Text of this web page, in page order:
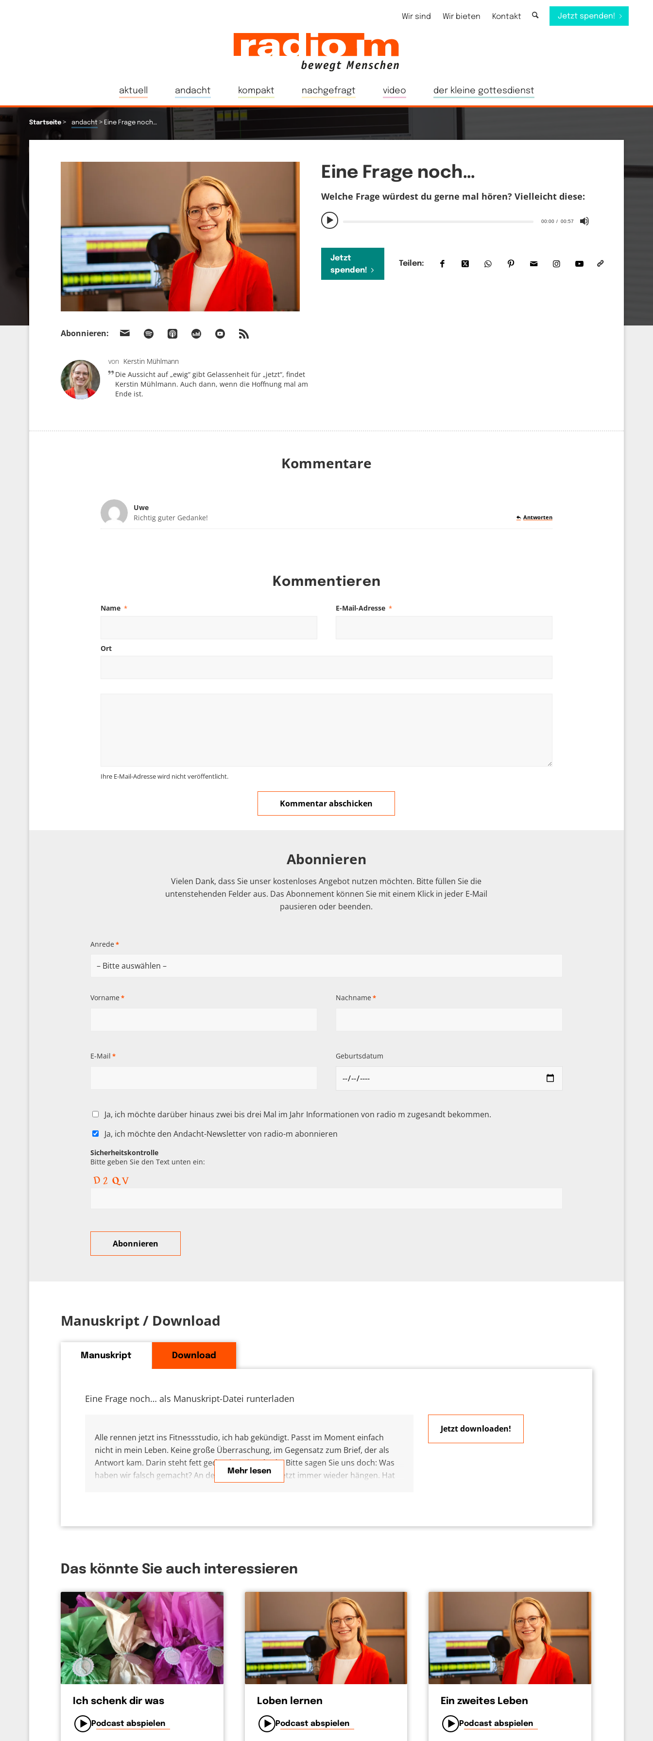
Wir sind Wir bieten Kontakt Jetzt spenden!
aktuell andacht kompakt nachgefragt video der kleine gottesdienst
Startseite > andacht > Eine Frage noch…
Abonnieren:
Eine Frage noch…
00:00 00:57
Welche Frage würdest du gerne mal hören? Vielleicht diese:
Jetzt
spenden!
Teilen:
von Kerstin Mühlmann
Die Aussicht auf „ewig“ gibt Gelassenheit für „jetzt“, findet
Kerstin Mühlmann. Auch dann, wenn die Hoffnung mal am
Ende ist.
Kommentare
Uwe
sagte:
Richtig guter Gedanke! Antworten
Kommentieren
Name * E-Mail-Adresse *
Ort
Ihre E-Mail-Adresse wird nicht veröffentlicht.
Abonnieren
Vielen Dank, dass Sie unser kostenloses Angebot nutzen möchten. Bitte füllen Sie die
untenstehenden Felder aus. Das Abonnement können Sie mit einem Klick in jeder E-Mail
pausieren oder beenden.
Anrede *
Vorname * Nachname *
E-Mail * Geburtsdatum
Ja, ich möchte darüber hinaus zwei bis drei Mal im Jahr Informationen von radio m zugesandt bekommen.
Ja, ich möchte den Andacht-Newsletter von radio-m abonnieren
Sicherheitskontrolle
Bitte geben Sie den Text unten ein:
Manuskript / Download
Manuskript Download
Eine Frage noch… als Manuskript-Datei runterladen
Alle rennen jetzt ins Fitnessstudio, ich hab gekündigt. Passt im Moment einfach
nicht in mein Leben. Keine große Überraschung, im Gegensatz zum Brief, der als
Antwort kam. Darin steht fett gedruckt: Wie schade! Bitte sagen Sie uns doch: Was
haben wir falsch gemacht? An der Frage bleibe ich jetzt immer wieder hängen. Hat
drüber gefreut, dass jemand nachfragt. Nicht einfach nur abhakt. Weil es zeigt, du
bekanntesten Gebet der Christen kommt das vor. Es erinnert mich jedes Mal daran,
dass alles, was zwischen uns steht, aus der Welt geschafft werden kann. Gott will
uns Mut machen, die Frage zu stellen: Was hab ich falsch gemacht?
Mehr lesen
Jetzt downloaden!
Das könnte Sie auch interessieren
Ich schenk dir was
Podcast abspielen
Loben lernen
Podcast abspielen
Ein zweites Leben
Podcast abspielen